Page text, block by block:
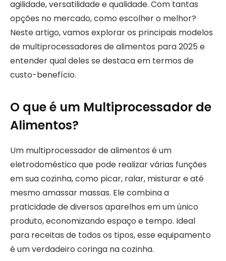
agilidade, versatilidade e qualidade. Com tantas
opções no mercado, como escolher o melhor?
Neste artigo, vamos explorar os principais modelos
de multiprocessadores de alimentos para 2025 e
entender qual deles se destaca em termos de
custo-benefício.
O que é um Multiprocessador de
Alimentos?
Um multiprocessador de alimentos é um
eletrodoméstico que pode realizar várias funções
em sua cozinha, como picar, ralar, misturar e até
mesmo amassar massas. Ele combina a
praticidade de diversos aparelhos em um único
produto, economizando espaço e tempo. Ideal
para receitas de todos os tipos, esse equipamento
é um verdadeiro coringa na cozinha.